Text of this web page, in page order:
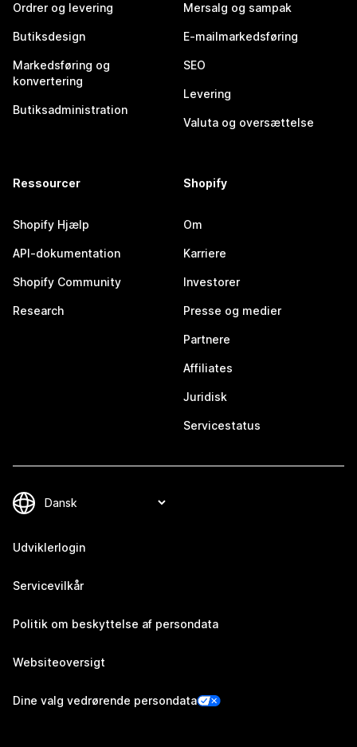
Ordrer og levering
Butiksdesign
Markedsføring og
konvertering
Butiksadministration
Mersalg og sampak
E-mailmarkedsføring
SEO
Levering
Valuta og oversættelse
Ressourcer
Shopify Hjælp
API-dokumentation
Shopify Community
Research
Shopify
Om
Karriere
Investorer
Presse og medier
Partnere
Affiliates
Juridisk
Servicestatus
Udviklerlogin
Servicevilkår
Politik om beskyttelse af persondata
Websiteoversigt
Dine valg vedrørende persondata